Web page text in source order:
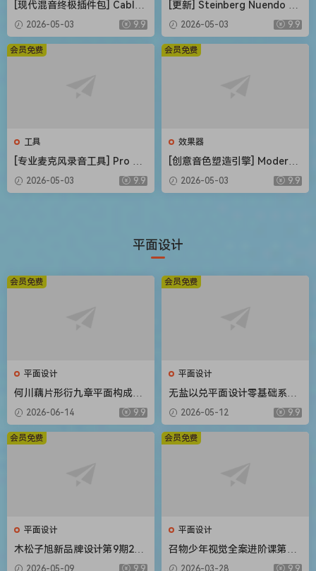
[现代混音终极插件包] CableG
uys ShaperBox v3.6.3-V.R
[WiN, MacOSX]（20MB+74M
B）
2026-05-03 9.9
[更新] Steinberg Nuendo 15
v15.0.21+内容库 [WiN, MacO
SX]（1.41GB+1.69GB+20G
B）
2026-05-03 9.9
工具
[专业麦克风录音工具] Pro Mi
crophone 1.8.5-TNT [MacO
SX]（143MB）
2026-05-03 9.9
会员免费
效果器
[创意音色塑造引擎] Modern
Music Solutions Atlas v1.0.2
REGGED-MOCHA [WiN, Mac
2026-05-03 9.9
会员免费
平面设计
平面设计
何川藕片形衍九章平面构成设
计入门团练课2026【画质高清
有课件笔刷】
2026-06-14 9.9
会员免费
平面设计
无盐以兑平面设计零基础系统
课第2期2025【画质高清只有
视频】
2026-05-12 9.9
会员免费
平面设计
木松子旭新品牌设计第9期202
5AI辅助计划【画质高清有素
2026-05-09 9.9
会员免费
平面设计
召物少年视觉全案进阶课第14
期2026【画质高清有素材】
2026-03-28 9.9
会员免费